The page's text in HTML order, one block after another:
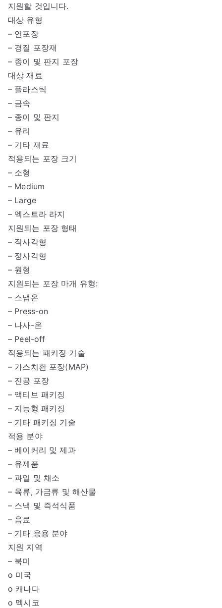
지원할 것입니다.
대상 유형
– 연포장
– 경질 포장재
– 종이 및 판지 포장
대상 재료
– 플라스틱
– 금속
– 종이 및 판지
– 유리
– 기타 재료
적용되는 포장 크기
– 소형
– Medium
– Large
– 엑스트라 라지
지원되는 포장 형태
– 직사각형
– 정사각형
– 원형
지원되는 포장 마개 유형:
– 스냅온
– Press-on
– 나사-온
– Peel-off
적용되는 패키징 기술
– 가스치환 포장(MAP)
– 진공 포장
– 액티브 패키징
– 지능형 패키징
– 기타 패키징 기술
적용 분야
– 베이커리 및 제과
– 유제품
– 과일 및 채소
– 육류, 가금류 및 해산물
– 스낵 및 즉석식품
– 음료
– 기타 응용 분야
지원 지역
– 북미
o 미국
o 캐나다
o 멕시코